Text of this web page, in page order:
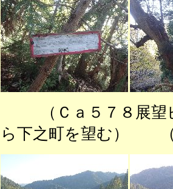
（Ｃａ５７８展
ら下之町を望む） （